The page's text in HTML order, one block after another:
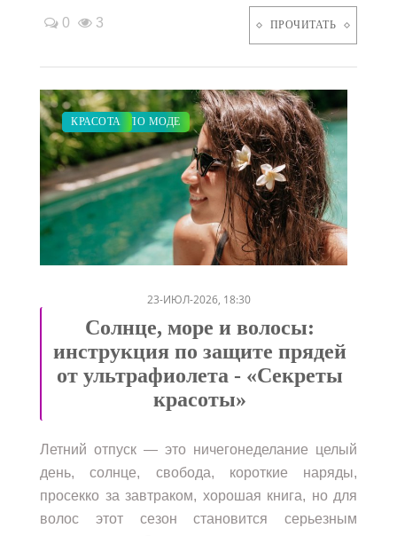
0 3 ПРОЧИТАТЬ
ЗАКУПКИ ПО МОДЕ
СВАДЬБА
КРАСОТА
23-ИЮЛ-2026, 18:30
Солнце, море и волосы:
инструкция по защите прядей
от ультрафиолета - «Секреты
красоты»
Летний отпуск — это ничегонеделание целый
день, солнце, свобода, короткие наряды,
просекко за завтраком, хорошая книга, но для
волос этот сезон становится серьезным